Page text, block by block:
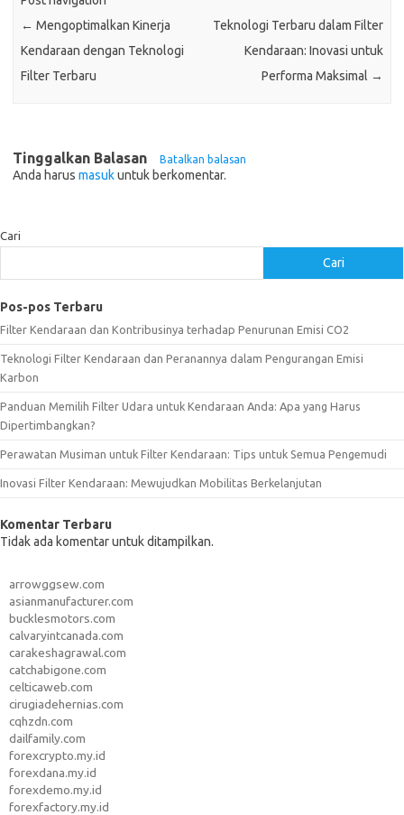
← Mengoptimalkan Kinerja
Kendaraan dengan Teknologi
Filter Terbaru
Teknologi Terbaru dalam Filter
Kendaraan: Inovasi untuk
Performa Maksimal →
Tinggalkan Balasan Batalkan balasan
Anda harus masukuntuk berkomentar.
Cari
Cari
Pos-pos Terbaru
Filter Kendaraan dan Kontribusinya terhadap Penurunan Emisi CO2
Teknologi Filter Kendaraan dan Peranannya dalam Pengurangan Emisi
Karbon
Panduan Memilih Filter Udara untuk Kendaraan Anda: Apa yang Harus
Dipertimbangkan?
Perawatan Musiman untuk Filter Kendaraan: Tips untuk Semua Pengemudi
Inovasi Filter Kendaraan: Mewujudkan Mobilitas Berkelanjutan
Komentar Terbaru
Tidak ada komentar untuk ditampilkan.
arrowggsew.com
asianmanufacturer.com
bucklesmotors.com
calvaryintcanada.com
carakeshagrawal.com
catchabigone.com
celticaweb.com
cirugiadehernias.com
cqhzdn.com
dailfamily.com
forexcrypto.my.id
forexdana.my.id
forexdemo.my.id
forexfactory.my.id